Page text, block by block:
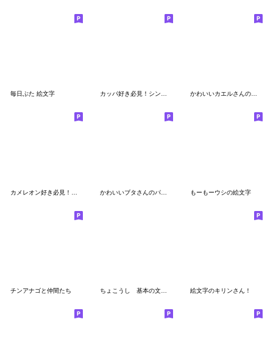
毎日ぶた 絵文字 カッパ好き必見！シンプルかわいい絵文字 かわいいカエルさんのパステル絵文字
もーもーウシの絵文字
チンアナゴと仲間たち 絵文字のキリンさん！